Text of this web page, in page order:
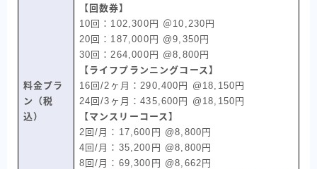
料金プラ
ン（税
込）
【回数券】
10回：102,300円 ＠10,230円
20回：187,000円 @9,350円
30回：264,000円 @8,800円
【ライフプランニングコース】
16回/2ヶ月：290,400円 @18,150円
24回/3ヶ月：435,600円 @18,150円
【マンスリーコース】
2回/月：17,600円 @8,800円
4回/月：35,200円 @8,800円
8回/月：69,300円 @8,662円